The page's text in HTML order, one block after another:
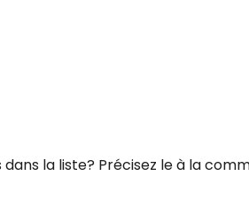
dans la liste? Précisez le à la